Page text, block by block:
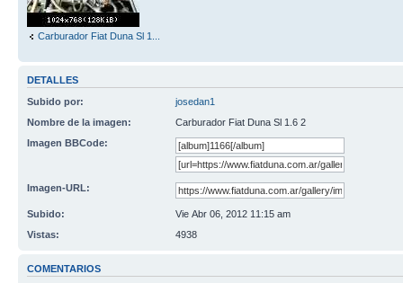
Carburador Fiat Duna Sl 1...
DETALLES
Subido por:
josedan1
Nombre de la imagen:
Carburador Fiat Duna Sl 1.6 2
Imagen BBCode:
Imagen-URL:
Subido:
Vie Abr 06, 2012 11:15 am
Vistas:
4938
COMENTARIOS